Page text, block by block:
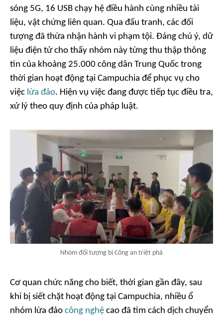
sóng 5G, 16 USB chạy hệ điều hành cùng nhiều tài
liệu, vật chứng liên quan. Qua đấu tranh, các đối
tượng đã thừa nhận hành vi phạm tội. Đáng chú ý, dữ
liệu điện tử cho thấy nhóm này từng thu thập thông
tin của khoảng 25.000 công dân Trung Quốc trong
thời gian hoạt động tại Campuchia để phục vụ cho
việc lừa đảo. Hiện vụ việc đang được tiếp tục điều tra,
xử lý theo quy định của pháp luật.
Nhóm đối tượng bị Công an triệt phá
Cơ quan chức năng cho biết, thời gian gần đây, sau
khi bị siết chặt hoạt động tại Campuchia, nhiều ổ
nhóm lừa đảo công nghệ cao đã tìm cách dịch chuyển